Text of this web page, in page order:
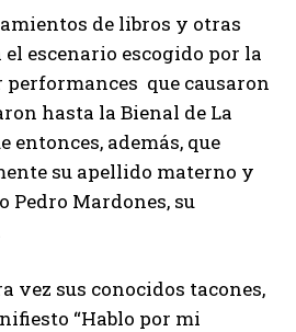
de libros y otras
escenario escogido por la
que causaron
hasta la Bienal de La
entonces, además, que
su apellido materno y
Pedro Mardones, su
vez sus conocidos tacones,
“Hablo por mi